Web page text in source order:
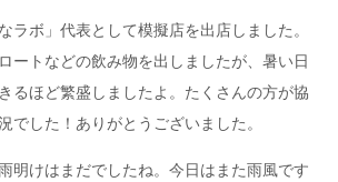
ラボ」代表として模擬店を出店しました。
ートなどの飲み物を出しましたが、暑い日
るほど繁盛しましたよ。たくさんの方が協
でした！ありがとうございました。
明けはまだでしたね。今日はまた雨風です